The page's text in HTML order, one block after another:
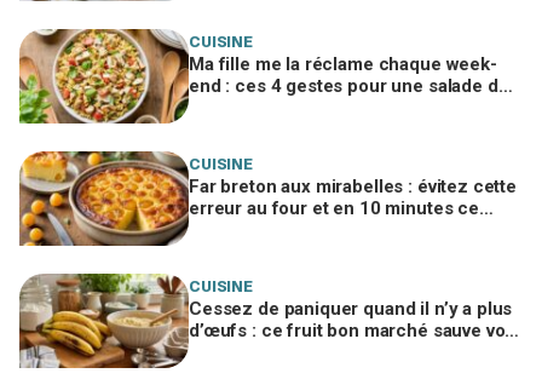
CUISINE
Ma fille me la réclame chaque week-
end : ces 4 gestes pour une salade de
CUISINE
Far breton aux mirabelles : évitez cette
erreur au four et en 10 minutes ce
CUISINE
Cessez de paniquer quand il n’y a plus
d’œufs : ce fruit bon marché sauve vos